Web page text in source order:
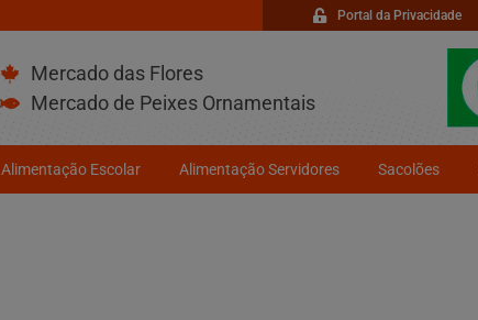
Portal da Privacidade
Mercado das Flores
Mercado de Peixes Ornamentais
Alimentação Escolar Alimentação Servidores Sacolões